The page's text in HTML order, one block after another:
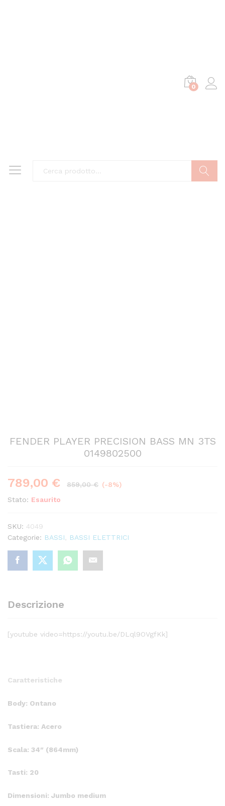
0
FENDER PLAYER PRECISION BASS MN 3TS
0149802500
789,00 € 859,00€ (-8%)
Stato: Esaurito
SKU: 4049
Categorie: BASSI BASSI ELETTRICI
Descrizione
[youtube video=https://youtu.be/DLql9OVgfKk]
Caratteristiche
Body: Ontano
Tastiera: Acero
Scala: 34″ (864mm)
Tasti: 20
Dimensioni: Jumbo medium